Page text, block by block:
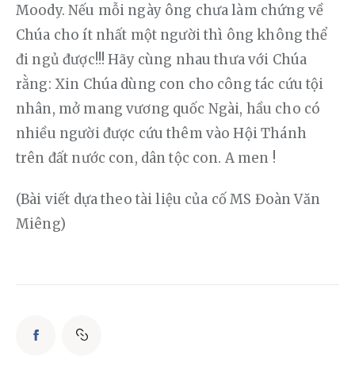
Moody. Nếu mỗi ngày ông chưa làm chứng về
Chúa cho ít nhất một người thì ông không thể
đi ngủ được!!! Hãy cùng nhau thưa với Chúa
rằng: Xin Chúa dùng con cho công tác cứu tội
nhân, mở mang vương quốc Ngài, hầu cho có
nhiều người được cứu thêm vào Hội Thánh
trên đất nước con, dân tộc con. A men !
(Bài viết dựa theo tài liệu của cố MS Đoàn Văn
Miêng)